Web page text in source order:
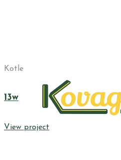
Kotle
13w
View project